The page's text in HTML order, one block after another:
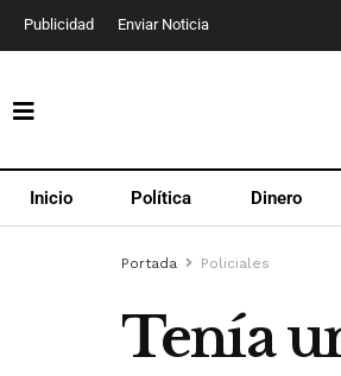
Publicidad Enviar Noticia
Inicio Política Dinero
Portada Policiales
Tenía